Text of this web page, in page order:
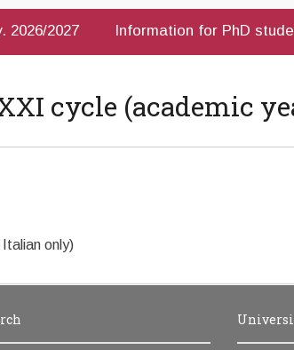
2026/2027 Information for PhD
cycle (academic
Italian only)